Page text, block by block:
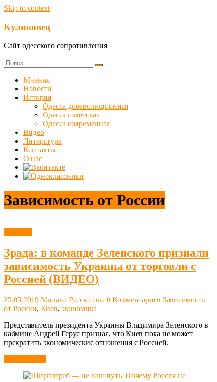
Skip to content
Куликовец
Сайт одесского сопротивления
Мнения
Новости
История
Одесса дореволюционная
Одесса советская
Одесса современная
Видео
Литература
Контакты
О нас
Зависимость от России
Зрада: в команде Зеленского признали
зависимость Украины от торговли с
Россией (ВИДЕО)
25.05.2019 Милана Рассказова 0 Комментариев Зависимость
от России, Киев, экономика
Представитель президента Украины Владимира Зеленского в
кабмине Андрей Герус признал, что Киев пока не может
прекратить экономические отношения с Россией.